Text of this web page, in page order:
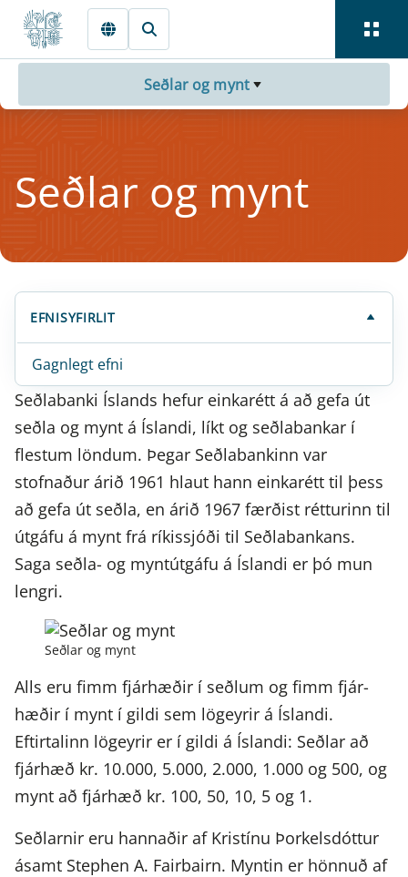
Fara beint í Meginmál
Seðlar og mynt
Seðlar og mynt
EFNISYFIRLIT
Gagnlegt efni
Seðlabanki Íslands hefur einkarétt á að gefa út
seðla og mynt á Íslandi, líkt og seðlabankar í
flestum löndum. Þegar Seðlabankinn var
stofnaður árið 1961 hlaut hann einkarétt til þess
að gefa út seðla, en árið 1967 færðist rétturinn til
útgáfu á mynt frá ríkissjóði til Seðlabankans.
Saga seðla- og myntútgáfu á Íslandi er þó mun
lengri.
Seðlar og mynt
Alls eru fimm fjár­hæðir í seðlum og fimm fjár­
hæðir í mynt í gildi sem lögeyrir á Íslandi.
Eftir­talinn lögeyrir er í gildi á Íslandi: Seðlar að
fjárhæð kr. 10.000, 5.000, 2.000, 1.000 og 500, og
mynt að fjárhæð kr. 100, 50, 10, 5 og 1.
Seðl­arnir eru hann­aðir af Kristínu Þorkels­dóttur
ásamt Stephen A. Fair­bairn. Myntin er hönnuð af